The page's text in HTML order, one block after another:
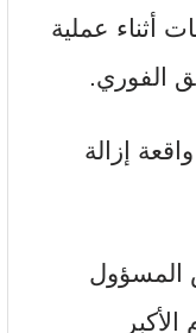
أثناء عملية
الفوري.